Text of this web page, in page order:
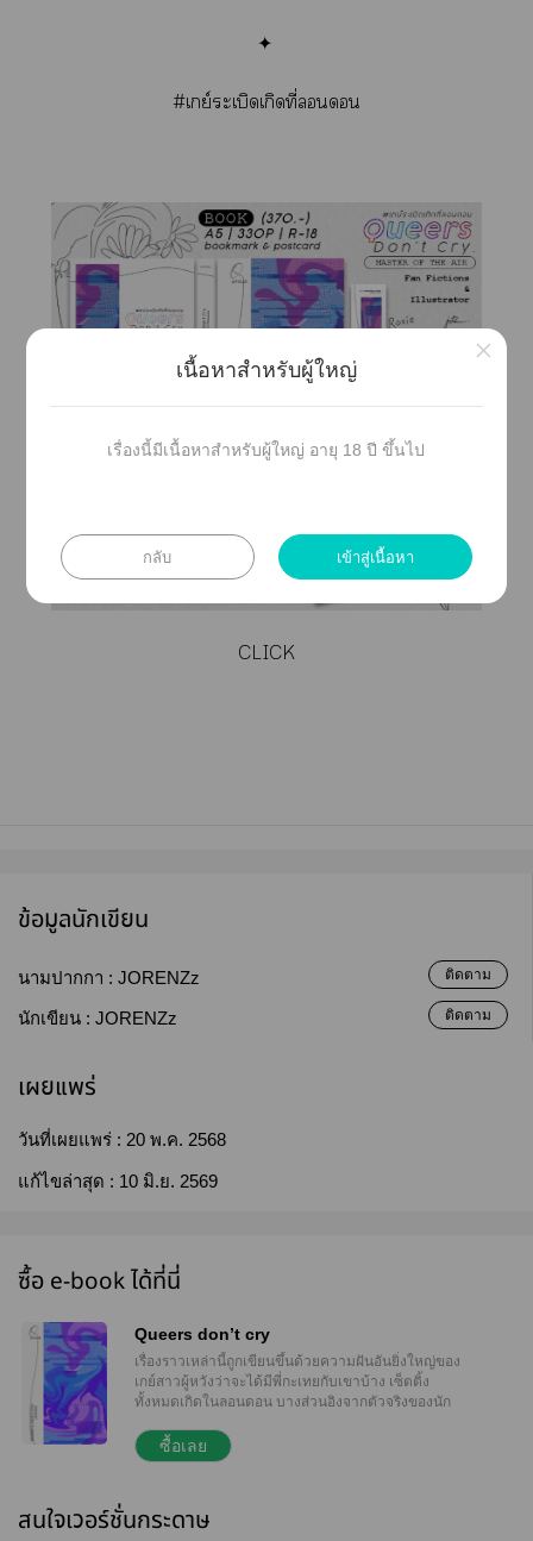
✦
#เกย์ระเบิดเกิดที่
CLICK
ข้อมูลนักเขียน
นามปากกา : JORENZz ติดตาม
นักเขียน : JORENZz ติดตาม
เผยแพร่
วันที่เผยแพร่ : 20 พ.ค. 2568
แก้ไขล่าสุด : 10 มิ.ย. 2569
ซื้อ e-book ได้ที่นี่
Queers don’t cry
เรื่องราวเหล่านี้ถูกเขียนขึ้นด้วยความฝันอันยิ่งใหญ่ของ
เกย์สาวผู้หวังว่าจะได้มีพี่กะเทยกับเขาบ้าง เซ็ตติ้ง
ทั้งหมดเกิดในลอนดอน บางส่วนอิงจากตัวจริงของนัก
โรซี่ครอส และโก้เกว ซึ่งล้วนเป็นคู่ที่ใช้ศรัทธาในการชิป
อย่างแรงกล้า แม้ด้อมนี้จะมีกันอยู่ไม่เยอะ แต่ MOTA
ซื้อเลย
สนใจเวอร์ชั่นกระดาษ
เนื้อหาสำหรับผู้ใหญ่
เรื่องนี้มีเนื้อหาสำหรับผู้ใหญ่ อายุ 18 ปี ขึ้นไป
กลับ เข้าสู่เนื้อหา
×